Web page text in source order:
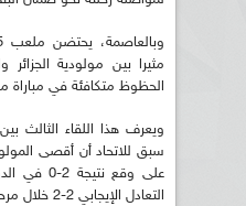
مثيرا بين مولودية
الحظوظ متكافئة في مباراة
ويعرف هذا اللقاء الثالث
سبق للاتحاد أن أقصى
على وقع
التعادل الإيجابي 2-2 خلال مرحلة الذهاب.